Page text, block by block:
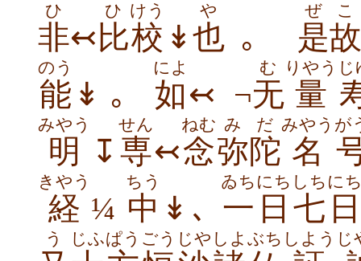
非
ひ
↢ 比
ひ
校
けう
↡也
や
｡ 是
ぜこ
能
のう
↡｡ 如
によ
↢ ¬无
む
量
りやう じ
明
みやう
↧ 専
せん
↢念
ねむ
弥陀
みだ
名
みやう が
経
きやう
¼ 中
ちう
↡､ 一日
ゐちにち
七日
しちに
う じふぱう ごうじや しよぶち しようじ